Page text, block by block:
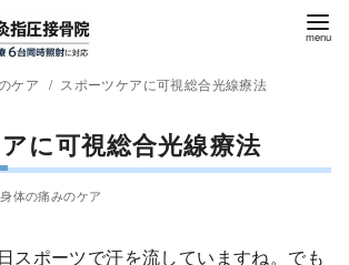
ケア スポーツケアに可視総合光線療法
に可視総合光線療法
身体の痛みのケア
スポーツで汗を流していますね。でも